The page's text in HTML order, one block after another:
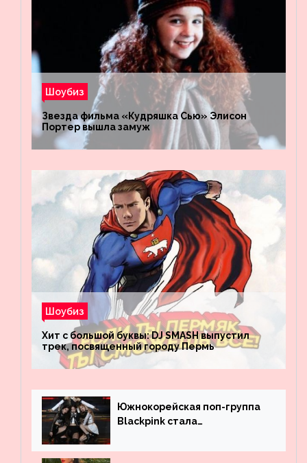
Шоубиз
Звезда фильма «Кудряшка Сью» Элисон
Портер вышла замуж
Шоубиз
Хит с большой буквы: DJ SMASH выпустил
трек, посвященный городу Пермь
Южнокорейская поп-группа
Blackpink стала
просмотрам на YouTube. Они